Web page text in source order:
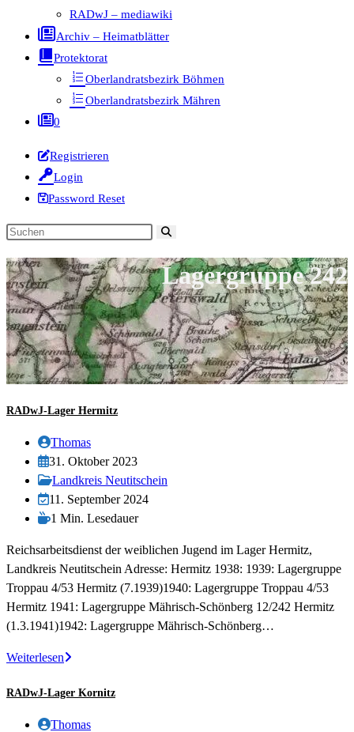
RADwJ – mediawiki
Archiv – Heimatblätter
Protektorat
Oberlandratsbezirk Böhmen
Oberlandratsbezirk Mähren
0
Registrieren
Login
Password Reset
Diese
durchsuchen
Lagergruppe 242
RADwJ-Lager Hermitz
Beitrags-
Autor:
Thomas
Beitrag
veröffentlicht:
31. Oktober 2023
Beitrags-
Kategorie:
Landkreis Neutitschein
Beitrag
zuletzt
am:
11. September 2024
Lesedauer:
1 Min. Lesedauer
Reichsarbeitsdienst der weiblichen Jugend im Lager Hermitz,
Landkreis Neutitschein Adresse: Hermitz 1938: 1939: Lagergruppe
Troppau 4/53 Hermitz (7.1939)1940: Lagergruppe Troppau 4/53
Hermitz 1941: Lagergruppe Mährisch-Schönberg 12/242 Hermitz
(1.3.1941)1942: Lagergruppe Mährisch-Schönberg…
WeiterlesenRADwJ-
Hermitz
RADwJ-Lager Kornitz
Beitrags-
Thomas